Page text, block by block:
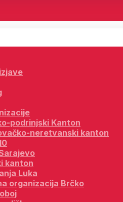
podrinjski Kanton
neretvanski kanton
kanton
Luka
organizacija Brčko